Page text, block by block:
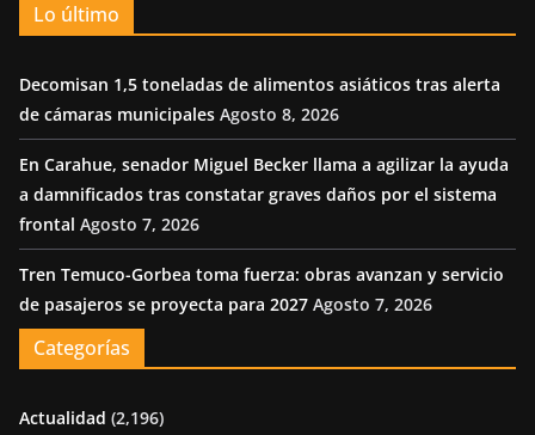
Lo último
Decomisan 1,5 toneladas de alimentos asiáticos tras alerta
de cámaras municipales Agosto 8, 2026
En Carahue, senador Miguel Becker llama a agilizar la ayuda
a damnificados tras constatar graves daños por el sistema
frontal Agosto 7, 2026
Tren Temuco-Gorbea toma fuerza: obras avanzan y servicio
de pasajeros se proyecta para 2027 Agosto 7, 2026
Categorías
Actualidad (2,196)